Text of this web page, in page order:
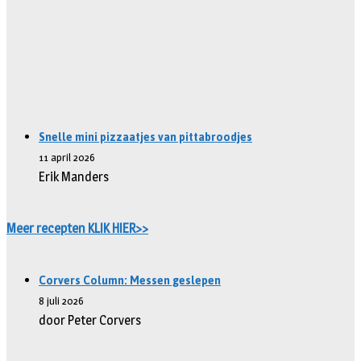
Snelle mini pizzaatjes van pittabroodjes
11 april 2026
Erik Manders
Meer recepten KLIK HIER>>
Corvers Column: Messen geslepen
8 juli 2026
door Peter Corvers